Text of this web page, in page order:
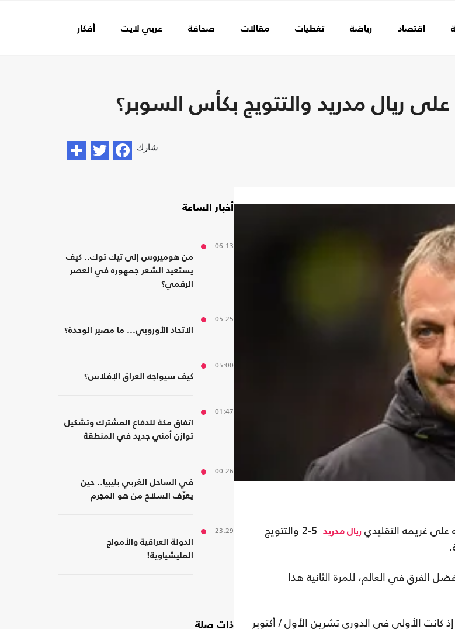
اقتصاد رياضة تغطيات مقالات صحافة عربي لايت أفكار
ريال مدريد والتتويج بكأس السوبر؟
شارك
غريمه التقليدي ريال مدريد
5-2 والتتويج
الفرق في العالم، للمرة الثانية هذا
كانت الأولى في الدوري تشرين الأول / أكتوبر
أخبار الساعة
06:13
من هوميروس إلى تيك توك.. كيف
يستعيد الشعر جمهوره في العصر
الرقمي؟
05:25
الاتحاد الأوروبي... ما مصير الوحدة؟
05:00
كيف سيواجه العراق الإفلاس؟
01:47
اتفاق مكة للدفاع المشترك وتشكيل
توازن أمني جديد في المنطقة
00:26
في الساحل الغربي بليبيا.. حين
يعرّف السلاح من هو المجرم
23:29
الدولة العراقية والأمواج
المليشياوية!
ذات صلة